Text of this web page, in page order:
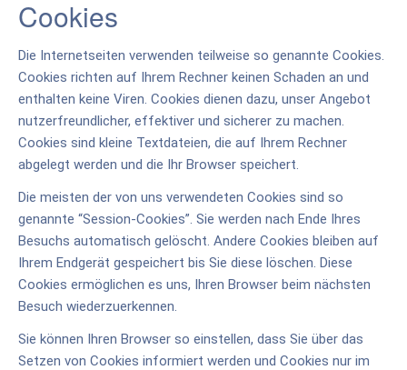
Cookies
Die Internetseiten verwenden teilweise so genannte Cookies.
Cookies richten auf Ihrem Rechner keinen Schaden an und
enthalten keine Viren. Cookies dienen dazu, unser Angebot
nutzerfreundlicher, effektiver und sicherer zu machen.
Cookies sind kleine Textdateien, die auf Ihrem Rechner
abgelegt werden und die Ihr Browser speichert.
Die meisten der von uns verwendeten Cookies sind so
genannte “Session-Cookies”. Sie werden nach Ende Ihres
Besuchs automatisch gelöscht. Andere Cookies bleiben auf
Ihrem Endgerät gespeichert bis Sie diese löschen. Diese
Cookies ermöglichen es uns, Ihren Browser beim nächsten
Besuch wiederzuerkennen.
Sie können Ihren Browser so einstellen, dass Sie über das
Setzen von Cookies informiert werden und Cookies nur im